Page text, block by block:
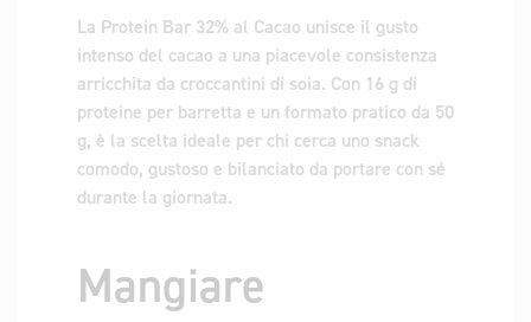
La Protein Bar 32% al Cacao unisce il gusto
intenso del cacao a una piacevole consistenza
arricchita da croccantini di soia. Con 16 g di
proteine ​​per barretta e un formato pratico da 50
g, è la scelta ideale per chi cerca uno snack
comodo, gustoso e bilanciato da portare con sé
durante la giornata.
Mangiare